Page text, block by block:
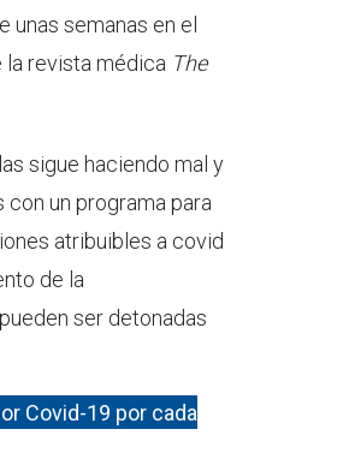
unas semanas en el
la revista médica The
sigue haciendo mal y
un programa para
atribuibles a covid
de la
ser detonadas
Covid-19 por cada